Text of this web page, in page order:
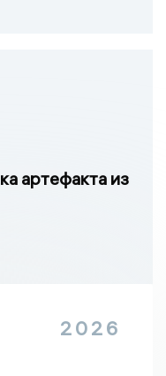
артефакта из
2026